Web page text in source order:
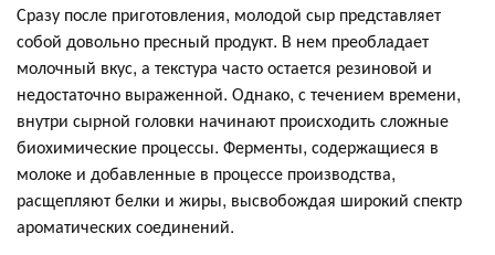
Сразу после приготовления, молодой сыр представляет
собой довольно пресный продукт. В нем преобладает
молочный вкус, а текстура часто остается резиновой и
недостаточно выраженной. Однако, с течением времени,
внутри сырной головки начинают происходить сложные
биохимические процессы. Ферменты, содержащиеся в
молоке и добавленные в процессе производства,
расщепляют белки и жиры, высвобождая широкий спектр
ароматических соединений.